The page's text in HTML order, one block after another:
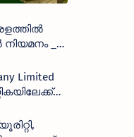
_
|
Limited